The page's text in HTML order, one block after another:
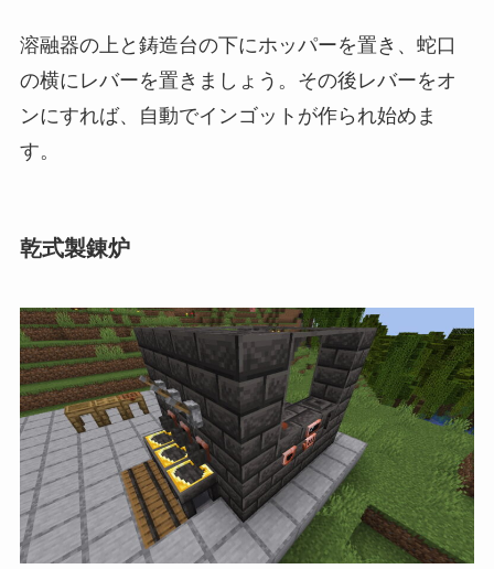
溶融器の上と鋳造台の下にホッパーを置き、蛇口
の横にレバーを置きましょう。その後レバーをオ
ンにすれば、自動でインゴットが作られ始めま
す。
乾式製錬炉